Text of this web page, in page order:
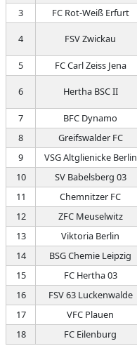
3 FC Rot-Weiß Erfurt
4 FSV Zwickau
5 FC Carl Zeiss Jena
6 Hertha BSC II
7 BFC Dynamo
8
Greifswalder FC
9
VSG Altglienicke Berlin
10
SV Babelsberg 03
11
Chemnitzer FC
12
ZFC Meuselwitz
13
Viktoria Berlin
14
BSG Chemie Leipzig
15
FC Hertha 03
16
FSV 63 Luckenwalde
17
VFC Plauen
18
FC Eilenburg